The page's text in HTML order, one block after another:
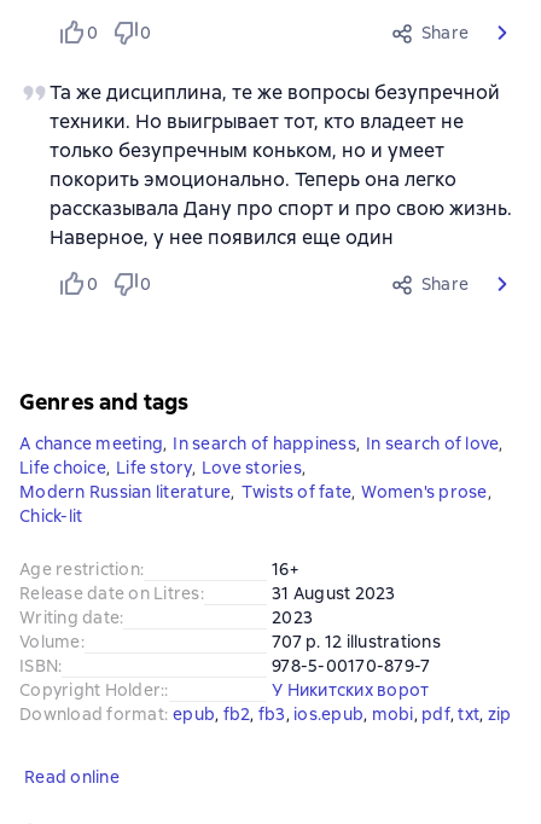
0 0 Share
Та же дисциплина, те же вопросы безупречной
техники. Но выигрывает тот, кто владеет не
только безупречным коньком, но и умеет
покорить эмоционально. Теперь она легко
рассказывала Дану про спорт и про свою жизнь.
Наверное, у нее появился еще один
0 0 Share
Genres and tags
A chance meeting, In search of happiness, In search of love,
Life choice, Life story, Love stories,
Modern Russian literature, Twists of fate, Women's prose,
Сhick-lit
Age restriction:
16+
Release date on Litres:
31 August 2023
Writing date:
2023
Volume:
707 p. 12 illustrations
ISBN:
978-5-00170-879-7
Copyright Holder::
У Никитских ворот
Download format: epub, fb2, fb3, ios.epub, mobi, pdf, txt, zip
Read online